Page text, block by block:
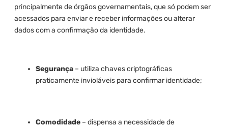
principalmente de órgãos governamentais, que só podem ser
acessados para enviar e receber informações ou alterar
dados com a confirmação da identidade.
Segurança – utiliza chaves criptográficas
praticamente invioláveis para confirmar identidade;
Comodidade – dispensa a necessidade de